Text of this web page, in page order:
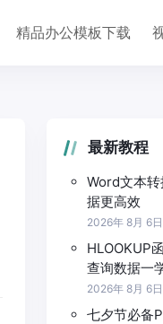
精品办公模板下载
最新教程
Word文本
据更高效
2026年 8月 6日
HLOOKUP
查询数据一
2026年 8月 6日
七夕节必备